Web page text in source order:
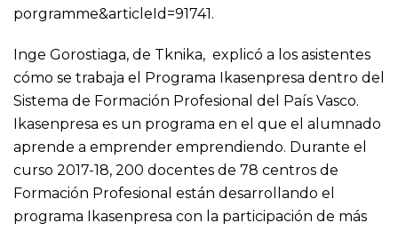
porgramme&articleId=91741.
Inge Gorostiaga, de Tknika, explicó a los asistentes
cómo se trabaja el Programa Ikasenpresa dentro del
Sistema de Formación Profesional del País Vasco.
Ikasenpresa es un programa en el que el alumnado
aprende a emprender emprendiendo. Durante el
curso 2017-18, 200 docentes de 78 centros de
Formación Profesional están desarrollando el
programa Ikasenpresa con la participación de más